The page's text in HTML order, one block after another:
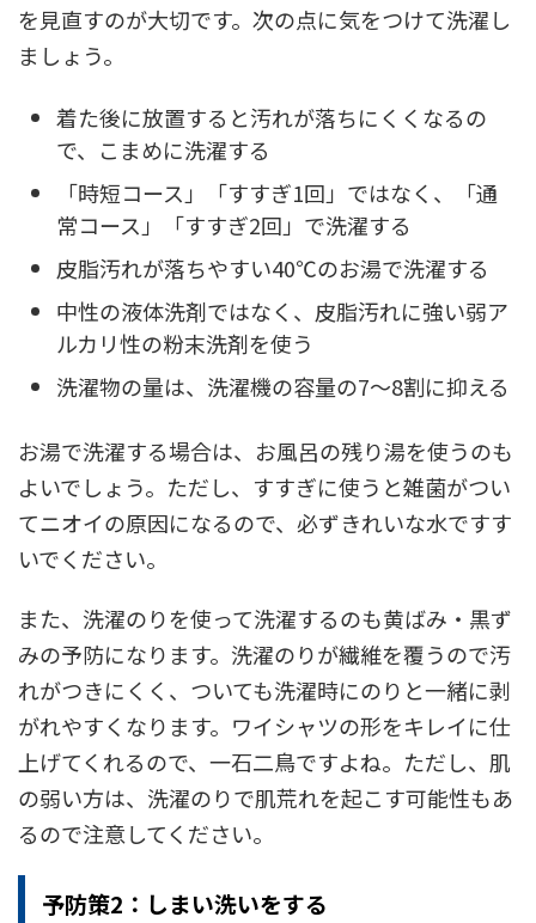
を見直すのが大切です。次の点に気をつけて洗濯し
ましょう。
着た後に放置すると汚れが落ちにくくなるの
で、こまめに洗濯する
「時短コース」「すすぎ1回」ではなく、「通
常コース」「すすぎ2回」で洗濯する
皮脂汚れが落ちやすい40℃のお湯で洗濯する
中性の液体洗剤ではなく、皮脂汚れに強い弱ア
ルカリ性の粉末洗剤を使う
洗濯物の量は、洗濯機の容量の7〜8割に抑える
お湯で洗濯する場合は、お風呂の残り湯を使うのも
よいでしょう。ただし、すすぎに使うと雑菌がつい
てニオイの原因になるので、必ずきれいな水ですす
いでください。
また、洗濯のりを使って洗濯するのも黄ばみ・黒ず
みの予防になります。洗濯のりが繊維を覆うので汚
れがつきにくく、ついても洗濯時にのりと一緒に剥
がれやすくなります。ワイシャツの形をキレイに仕
上げてくれるので、一石二鳥ですよね。ただし、肌
の弱い方は、洗濯のりで肌荒れを起こす可能性もあ
るので注意してください。
予防策2：しまい洗いをする